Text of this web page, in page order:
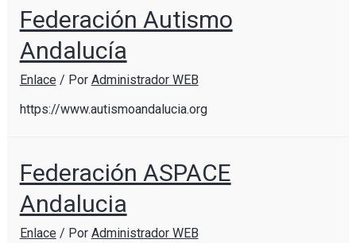
Federación Autismo
Andalucía
Enlace/ Por Administrador WEB
https://www.autismoandalucia.org
Federación ASPACE
Andalucia
Enlace/ Por Administrador WEB